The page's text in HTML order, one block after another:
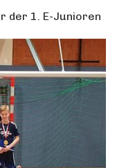
der 1. E-Junioren